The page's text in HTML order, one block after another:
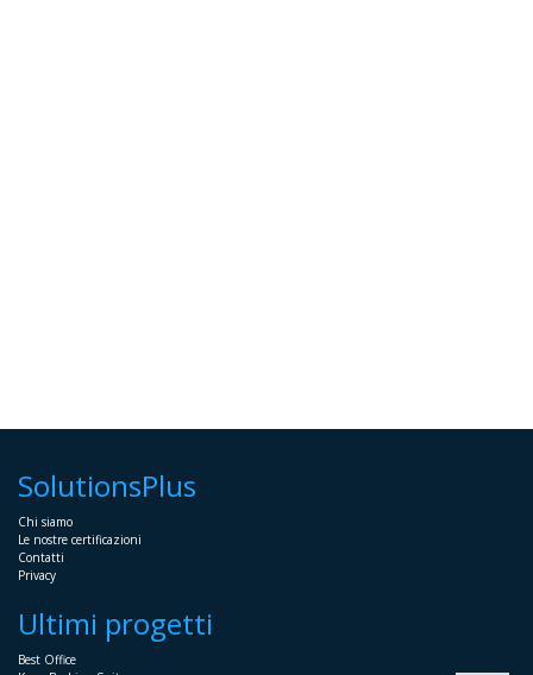
SolutionsPlus
Chi siamo
Le nostre certificazioni
Contatti
Privacy
Ultimi progetti
Best Office